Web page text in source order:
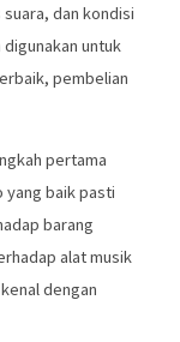
dan kondisi
untuk
pembelian
pertama
yang baik pasti
barang
alat musik
dengan